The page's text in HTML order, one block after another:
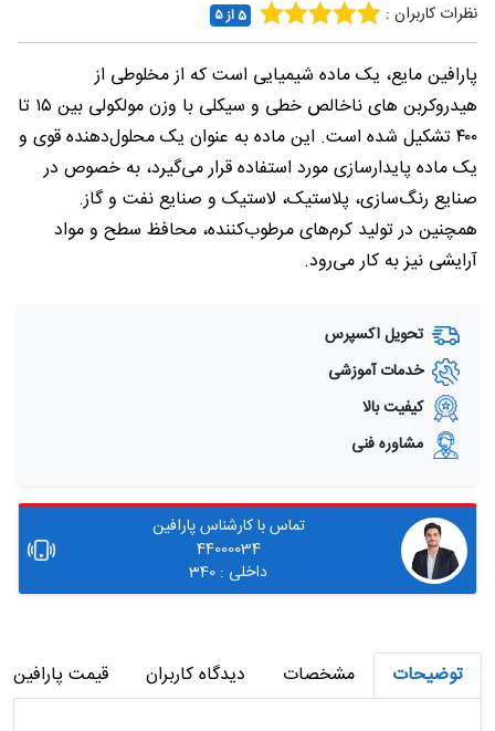
نظرات کاربران : 5 از ۵
پارافین مایع، یک ماده شیمیایی است که از مخلوطی از
هیدروکربن‌ های ناخالص خطی و سیکلی با وزن مولکولی بین ۱۵ تا
۴۰۰ تشکیل شده است. این ماده به عنوان یک محلول‌دهنده قوی و
یک ماده پایدارسازی مورد استفاده قرار می‌گیرد، به خصوص در
صنایع رنگ‌سازی، پلاستیک، لاستیک و صنایع نفت و گاز.
همچنین در تولید کرم‌های مرطوب‌کننده، محافظ سطح و مواد
آرایشی نیز به کار می‌رود.
تحویل اکسپرس
خدمات آموزشی
کیفیت بالا
مشاوره فنی
تماس با کارشناس پارافین
44000034
داخلی : 340
توضیحات مشخصات دیدگاه کاربران قیمت پارافین